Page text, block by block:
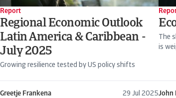
Report
Regional Economic Outlook
Latin America & Caribbean -
July 2025
Growing resilience tested by US policy shifts
Greetje Frankena 29 Jul 2025
The
is
John